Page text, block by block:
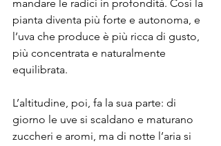
mandare le radici in profondità. Così la
pianta diventa più forte e autonoma, e
l’uva che produce è più ricca di gusto,
più concentrata e naturalmente
equilibrata.
L’altitudine, poi, fa la sua parte: di
giorno le uve si scaldano e maturano
zuccheri e aromi, ma di notte l’aria si